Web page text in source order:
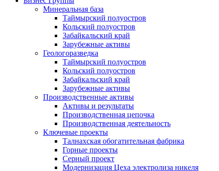
Минеральная база
Таймырский полуостров
Кольский полуостров
Забайкальский край
Зарубежные активы
Геологоразведка
Таймырский полуостров
Кольский полуостров
Забайкальский край
Зарубежные активы
Производственные активы
Активы и результаты
Производственная цепочка
Производственная деятельность
Ключевые проекты
Талнахская обогатительная фабрика
Горные проекты
Серный проект
Модернизация Цеха электролиза никеля